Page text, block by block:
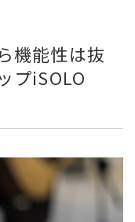
機能性は抜
プiSOLO